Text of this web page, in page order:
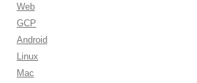
Web
GCP
Android
Linux
Mac